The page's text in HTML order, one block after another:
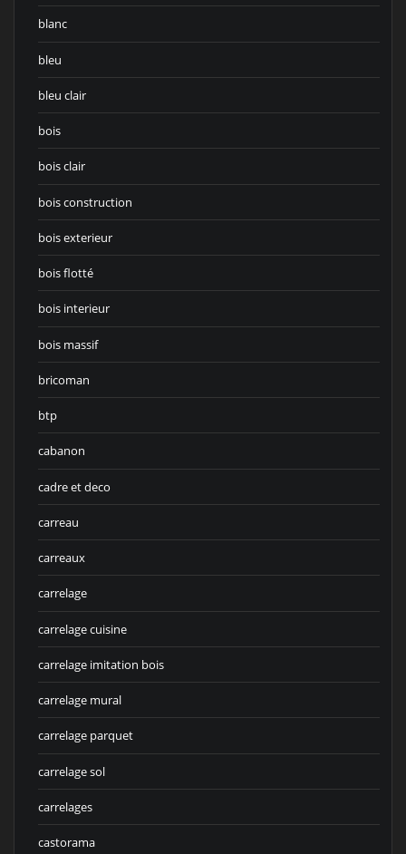
blanc
bleu
bleu clair
bois
bois clair
bois construction
bois exterieur
bois flotté
bois interieur
bois massif
bricoman
btp
cabanon
cadre et deco
carreau
carreaux
carrelage
carrelage cuisine
carrelage imitation bois
carrelage mural
carrelage parquet
carrelage sol
carrelages
castorama